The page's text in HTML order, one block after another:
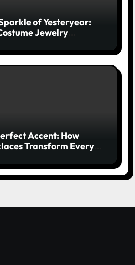
of Yesteryear:
Jewelry
Accent: How
Transform Every